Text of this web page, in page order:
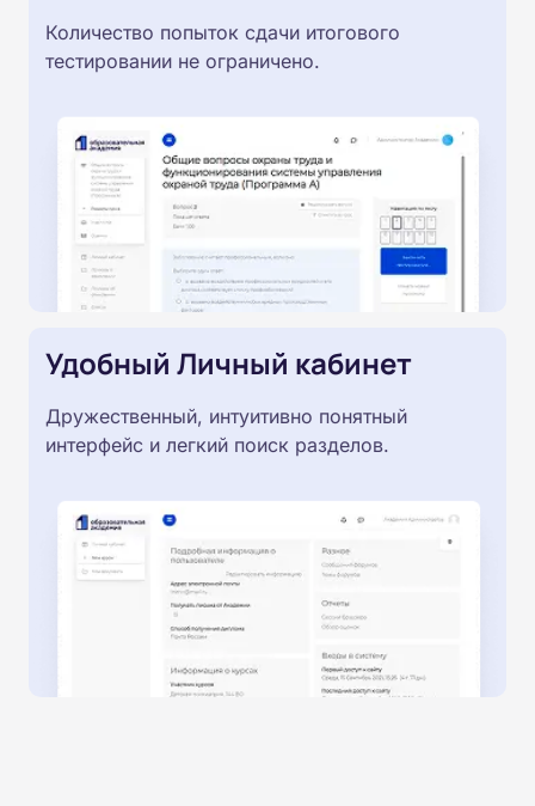
Количество попыток сдачи итогового
тестировании не ограничено.
Удобный Личный кабинет
Дружественный, интуитивно понятный
интерфейс и легкий поиск разделов.